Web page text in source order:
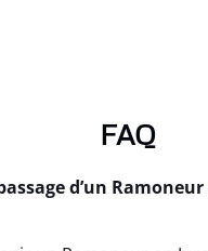
FAQ
d’un